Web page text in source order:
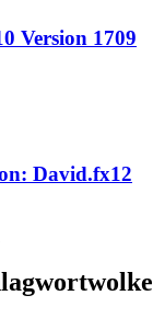
Version 1709
David.fx12